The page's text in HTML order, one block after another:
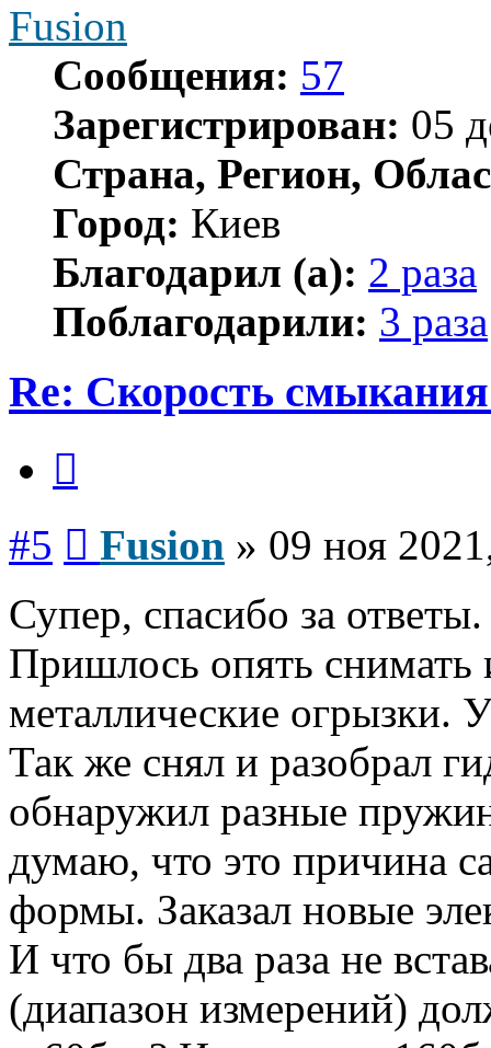
Fusion
Сообщения: 57
Зарегистрирован: 05
Страна, Регион,
Город: Киев
Благодарил (а): 2 раза
Поблагодарили: 3 раза
Re: Скорость
#5 Fusion » 09 ноя
Супер, спасибо за ответы.
Пришлось опять снимать
металлические огрызки.
Так же снял и разобрал
обнаружил разные
думаю, что это причина
формы. Заказал новые
И что бы два раза не
(диапазон измерений)